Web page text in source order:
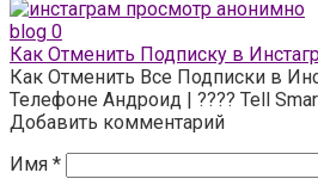
blog 0
Как Отменить Подписку в
Как Отменить Все Подписки в
Телефоне Андроид | ???? Tell
Добавить комментарий
Имя *